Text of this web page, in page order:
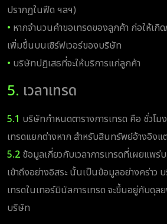
ปรากฏในฟีด ฯลฯ)
• หากจำนวนคำขอเทรดของลูกค้า ก่อให้เกิ
เพิ่มขึ้นบนเซิร์ฟเวอร์ของบริษัท
• บริษัทปฏิเสธที่จะให้บริการแก่ลูกค้า
5. เวลาเทรด
5.1 บริษัทกำหนดตารางการเทรด คือ ชั่วโม
เทรดแยกต่างหาก สำหรับสินทรัพย์อ้างอิงแ
5.2 ข้อมูลเกี่ยวกับเวลาการเทรดที่เผยแพ
เข้าถึงอย่างอิสระ นั้นเป็นข้อมูลอย่างคร่าว
เทรดในเทอร์มินัลการเทรด จะขึ้นอยู่กับดุ
บริษัท